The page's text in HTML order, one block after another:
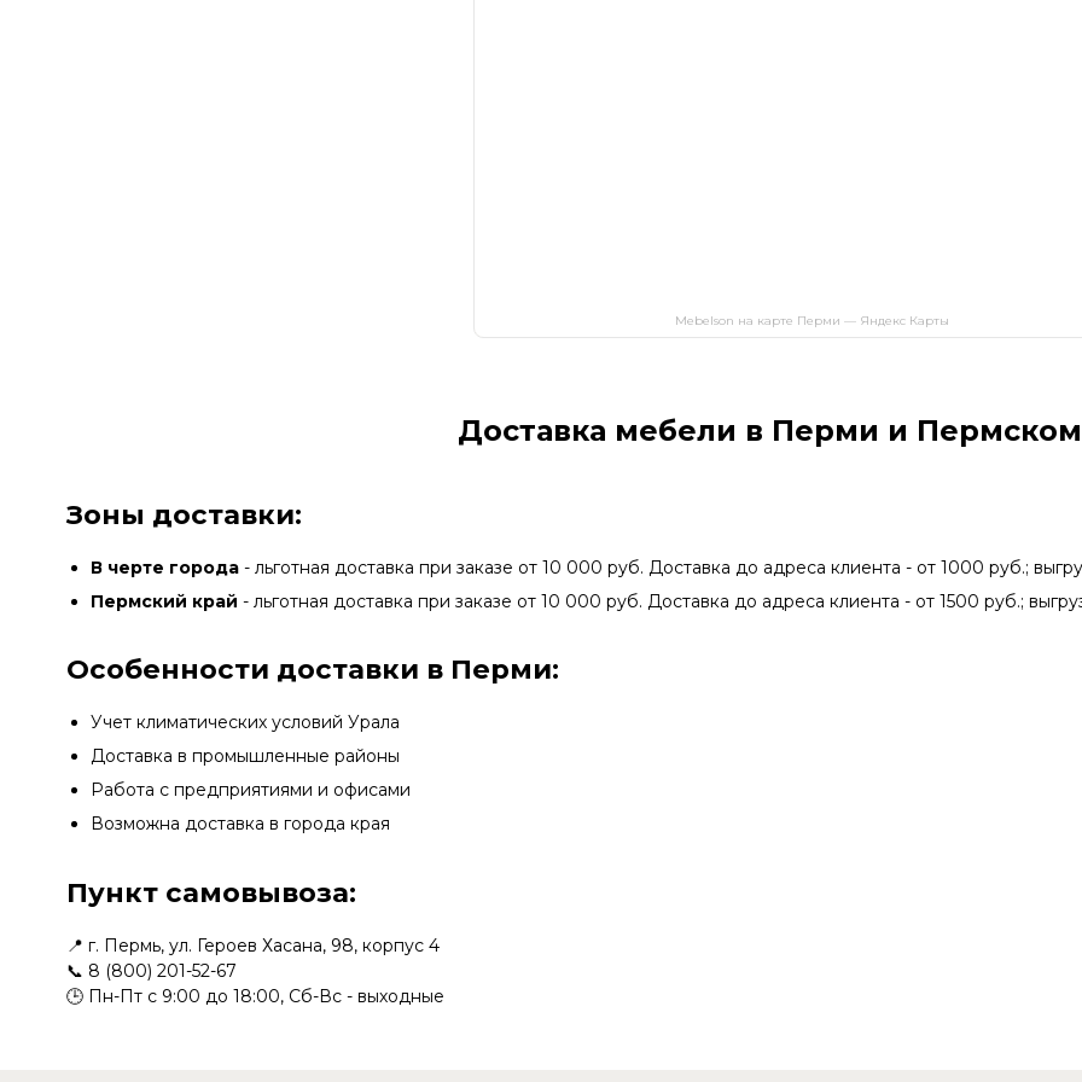
Mebelson на карте Перми — Яндекс Карты
Доставка мебели в Перми и
Зоны доставки:
В черте города - льготная доставка при заказе от 10 000 руб. Доставка до адреса клиента - от 1000 руб.;
Пермский край - льготная доставка при заказе от 10 000 руб. Доставка до адреса клиента - от 1500 руб.;
Особенности доставки в Перми:
Учет климатических условий Урала
Доставка в промышленные районы
Работа с предприятиями и офисами
Возможна доставка в города края
Пункт самовывоза:
📍 г. Пермь, ул. Героев Хасана, 98, корпус 4
📞 8 (800) 201-52-67
🕒 Пн-Пт с 9:00 до 18:00, Сб-Вс - выходные